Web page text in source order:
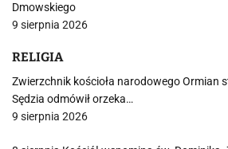
Dmowskiego
9 sierpnia 2026
RELIGIA
Zwierzchnik kościoła narodowego Ormian
Sędzia odmówił orzeka…
9 sierpnia 2026